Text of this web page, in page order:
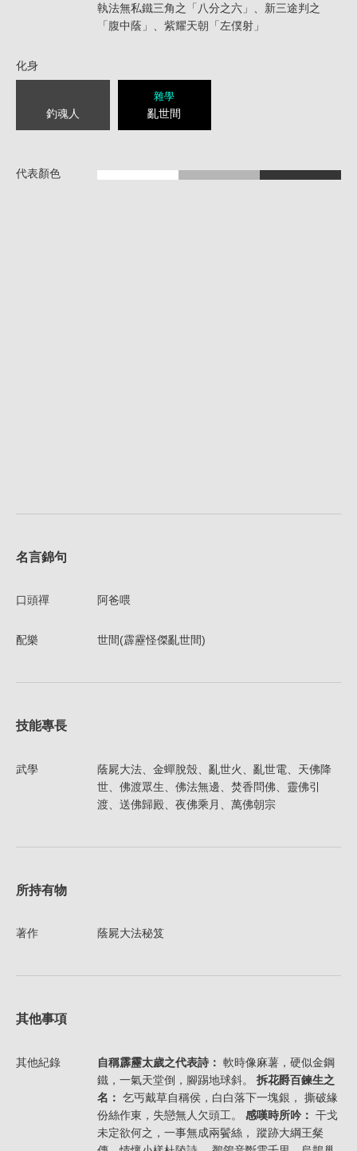
執法無私鐵三角之「八分之六」、新三途判之
「腹中蔭」、紫耀天朝「左僕射」
化身
釣魂人
雜學
亂世間
代表顏色
名言錦句
口頭禪 阿爸喂
配樂 世間(霹靂怪傑亂世間)
技能專長
武學
蔭屍大法、金蟬脫殼、亂世火、亂世電、天佛降
世、佛渡眾生、佛法無邊、焚香問佛、靈佛引
渡、送佛歸殿、夜佛乘月、萬佛朝宗
所持有物
著作 蔭屍大法秘笈
其他事項
其他紀錄 自稱霹靂太歲之代表詩： 軟時像麻薯，硬似金鋼
鐵，一氣天堂倒，腳踢地球斜。 拆花爵百鍊生之
名： 乞丐戴草自稱侯，白白落下一塊銀， 撕破緣
份絲作東，失戀無人欠頭工。 感嘆時所吟： 干戈
未定欲何之，一事無成兩鬢絲， 蹤跡大綱王粲